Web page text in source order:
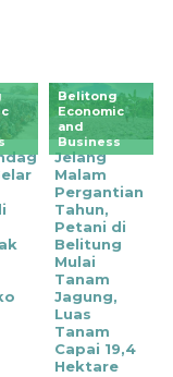
Belitong
Economic
and
Business
Jelang
Malam
Pergantian
Tahun,
Petani di
Belitung
Mulai
Tanam
Jagung,
Luas
Tanam
Capai 19,4
Hektare